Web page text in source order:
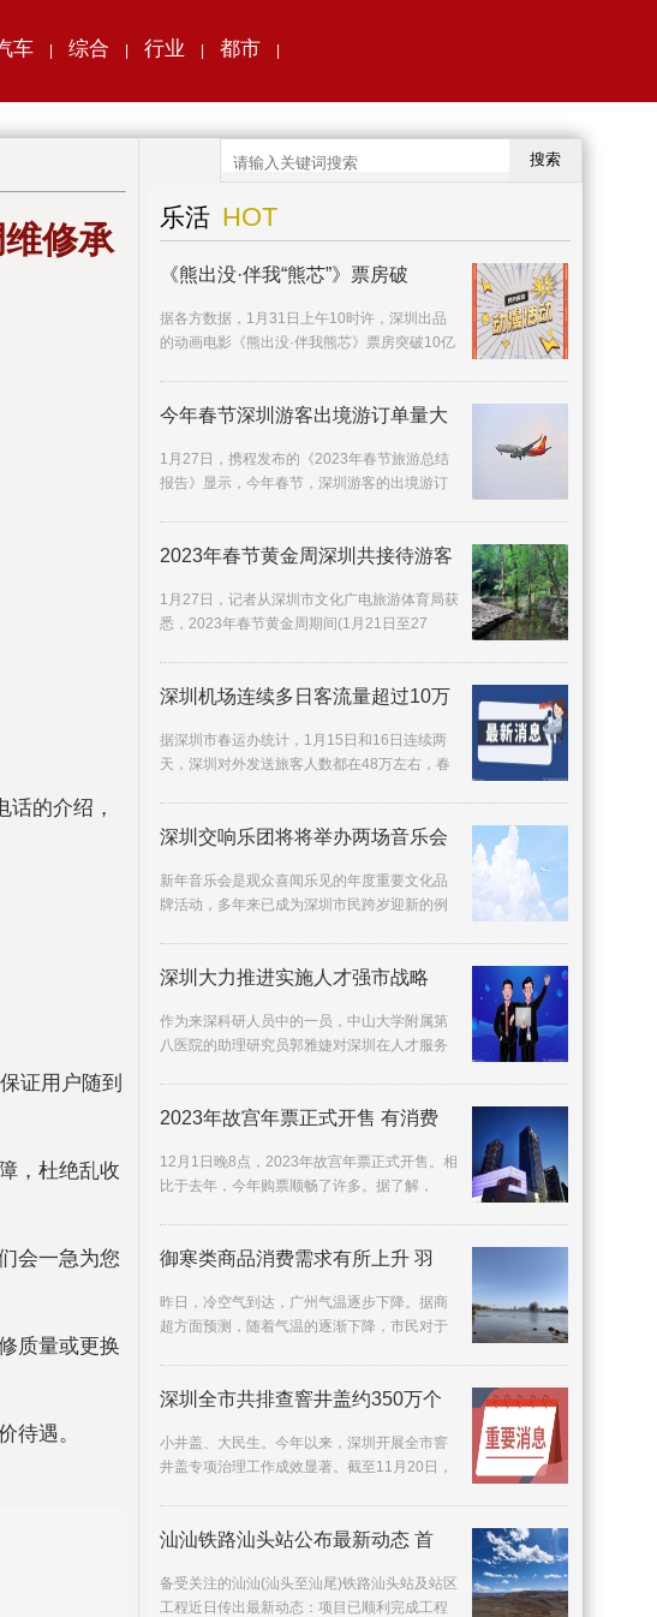
车 综合 行业 都市
修承
的介绍，
证用户随到
，杜绝乱收
会一急为您
质量或更换
待遇。
搜索
乐活 HOT
《熊出没·伴我“熊芯”》票房破
据各方数据，1月31日上午10时许，深圳出品
的动画电影《熊出没·伴我熊芯》票房突破10亿
今年春节深圳游客出境游订单量大
1月27日，携程发布的《2023年春节旅游总结
报告》显示，今年春节，深圳游客的出境游订
2023年春节黄金周深圳共接待游客
1月27日，记者从深圳市文化广电旅游体育局获
悉，2023年春节黄金周期间(1月21日至27
深圳机场连续多日客流量超过10万
据深圳市春运办统计，1月15日和16日连续两
天，深圳对外发送旅客人数都在48万左右，春
深圳交响乐团将将举办两场音乐会
新年音乐会是观众喜闻乐见的年度重要文化品
牌活动，多年来已成为深圳市民跨岁迎新的例
深圳大力推进实施人才强市战略
作为来深科研人员中的一员，中山大学附属第
八医院的助理研究员郭雅婕对深圳在人才服务
2023年故宫年票正式开售 有消费
12月1日晚8点，2023年故宫年票正式开售。相
比于去年，今年购票顺畅了许多。据了解，
御寒类商品消费需求有所上升 羽
昨日，冷空气到达，广州气温逐步下降。据商
超方面预测，随着气温的逐渐下降，市民对于
深圳全市共排查窨井盖约350万个
小井盖、大民生。今年以来，深圳开展全市窨
井盖专项治理工作成效显著。截至11月20日，
汕汕铁路汕头站公布最新动态 首
备受关注的汕汕(汕头至汕尾)铁路汕头站及站区
工程近日传出最新动态：项目已顺利完成工程